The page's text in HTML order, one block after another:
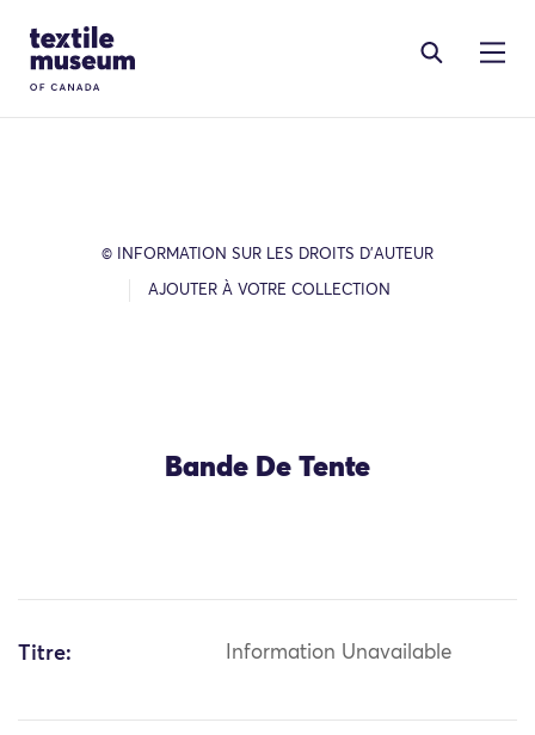
Site Logo
© INFORMATION SUR LES DROITS D’AUTEUR
AJOUTER À VOTRE COLLECTION
Bande De Tente
Titre: Information Unavailable